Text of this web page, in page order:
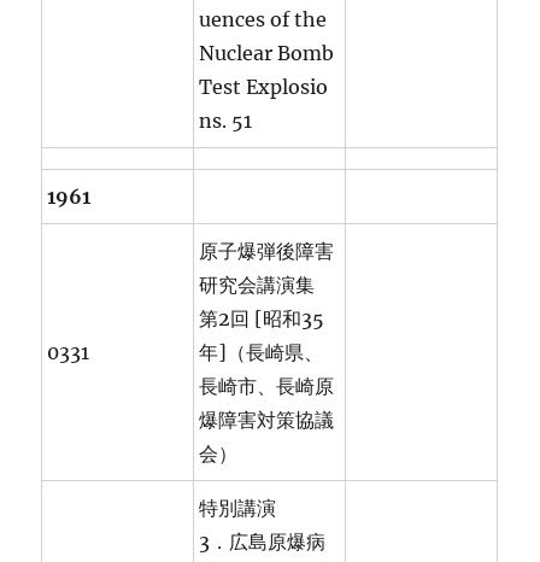
uences of the
Nuclear Bomb
Test Explosio
ns. 51
1961
0331
原子爆弾後障害
研究会講演集
第2回 [昭和35
年]（長崎県、
長崎市、長崎原
爆障害対策協議
会）
特別講演
3．広島原爆病